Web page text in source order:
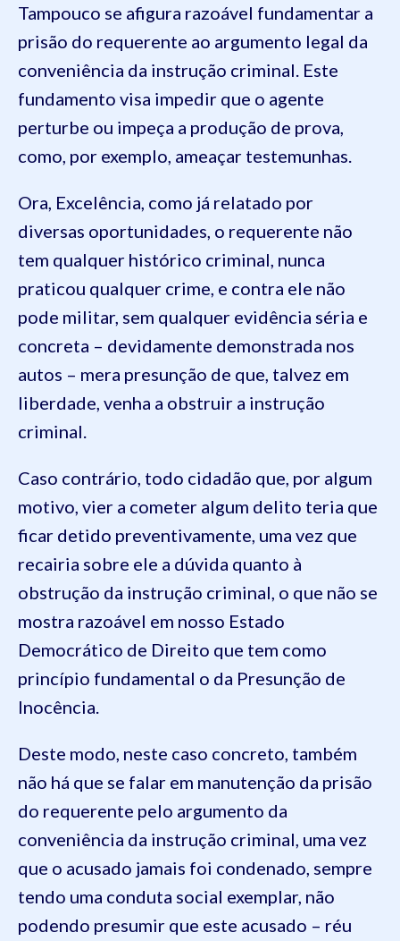
Tampouco se afigura razoável fundamentar a
prisão do requerente ao argumento legal da
conveniência da instrução criminal. Este
fundamento visa impedir que o agente
perturbe ou impeça a produção de prova,
como, por exemplo, ameaçar testemunhas.
Ora, Excelência, como já relatado por
diversas oportunidades, o requerente não
tem qualquer histórico criminal, nunca
praticou qualquer crime, e contra ele não
pode militar, sem qualquer evidência séria e
concreta – devidamente demonstrada nos
autos – mera presunção de que, talvez em
liberdade, venha a obstruir a instrução
criminal.
Caso contrário, todo cidadão que, por algum
motivo, vier a cometer algum delito teria que
ficar detido preventivamente, uma vez que
recairia sobre ele a dúvida quanto à
obstrução da instrução criminal, o que não se
mostra razoável em nosso Estado
Democrático de Direito que tem como
princípio fundamental o da Presunção de
Inocência.
Deste modo, neste caso concreto, também
não há que se falar em manutenção da prisão
do requerente pelo argumento da
conveniência da instrução criminal, uma vez
que o acusado jamais foi condenado, sempre
tendo uma conduta social exemplar, não
podendo presumir que este acusado – réu